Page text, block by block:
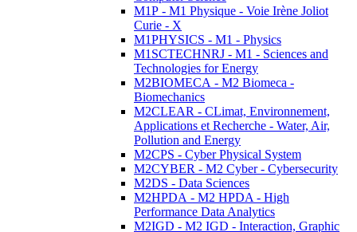
M1P - M1 Physique - Voie Irène Joliot
Curie - X
M1PHYSICS - M1 - Physics
M1SCTECHNRJ - M1 - Sciences and
Technologies for Energy
M2BIOMECA - M2 Biomeca -
Biomechanics
M2CLEAR - CLimat, Environnement,
Applications et Recherche - Water, Air,
Pollution and Energy
M2CPS - Cyber Physical System
M2CYBER - M2 Cyber - Cybersecurity
M2DS - Data Sciences
M2HPDA - M2 HPDA - High
Performance Data Analytics
M2IGD - M2 IGD - Interaction, Graphic